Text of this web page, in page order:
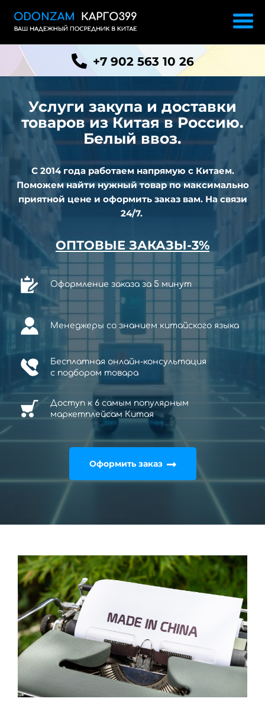
+7 902 563 10 26
Услуги закупа и доставки
товаров из Китая в Россию.
Белый ввоз.
С 2014 года работаем напрямую с Китаем.
Поможем найти нужный товар по максимально
приятной цене и оформить заказ вам. На связи
24/7.
ОПТОВЫЕ ЗАКАЗЫ-3%
Оформление заказа за 5 минут
Менеджеры со знанием китайского языка
Бесплатная онлайн-консультация
с подбором товара
Доступ к 6 самым популярным
маркетплейсам Китая
Оформить заказ